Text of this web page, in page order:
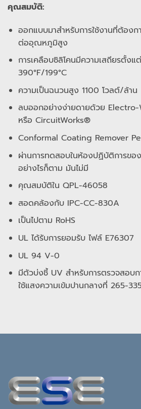
คุณสมบัติ:
ออกแบบมาสำหรับการใช้งานที่ต้อง
ต่ออุณหภูมิสูง
การเคลือบซิลิโคนมีความเสถียรตั้ง
390°F/199°C
ความเป็นฉนวนสูง 1100 โวลต์/ล้าน
ลบออกอย่างง่ายดายด้วย
หรือ CircuitWorks®
Conformal Coating Remover
ผ่านการทดสอบในห้องปฏิบัติการข
อย่างไรก็ตาม มันไม่มี
คุณสมบัติใน QPL-46058
สอดคล้องกับ IPC-CC-830A
เป็นไปตาม RoHS
UL ได้รับการยอมรับ ไฟล์ E76307
UL 94 V-0
มีตัวบ่งชี้ UV สำหรับการตรวจสอบ
ใช้แสงความเข้มปานกลางที่ 265-